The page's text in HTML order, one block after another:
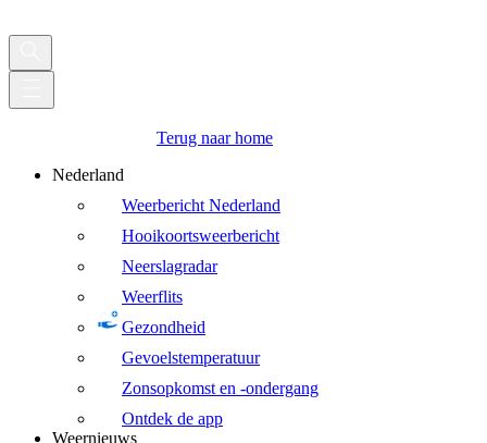
Terug naar home
Nederland
Weerbericht Nederland
Hooikoortsweerbericht
Neerslagradar
Weerflits
Gezondheid
Gevoelstemperatuur
Zonsopkomst en -ondergang
Ontdek de app
Weernieuws